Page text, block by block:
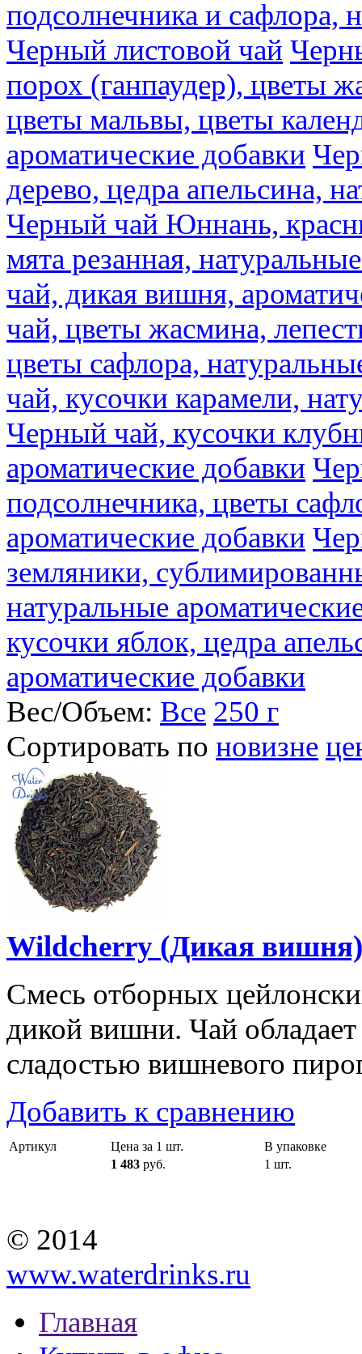
подсолнечника и сафлора,
Черный листовой чай
порох (ганпаудер), цветы
цветы мальвы, цветы
ароматические добавки
дерево, цедра апельсина,
Черный чай Юннань,
мята резанная,
чай, дикая вишня,
чай, цветы жасмина,
цветы сафлора,
чай, кусочки карамели,
Черный чай, кусочки
ароматические добавки
подсолнечника, цветы
ароматические добавки
земляники,
натуральные
кусочки яблок, цедра
ароматические добавки
Вес/Объем: Все 250 г
Сортировать по новизне
Wildcherry (Дикая вишня)
Смесь отборных
дикой вишни. Чай
сладостью вишневого
Добавить к сравнению
Артикул Цена за 1 шт.
В упаковке
1 483 руб. 1 шт.
© 2014
www.waterdrinks.ru
Главная